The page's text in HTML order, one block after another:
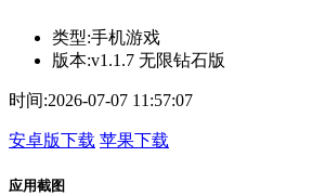
类型:手机游戏
版本:v1.1.7 无限钻石版
时间:2026-07-07 11:57:07
安卓版下载 苹果下载
应用截图